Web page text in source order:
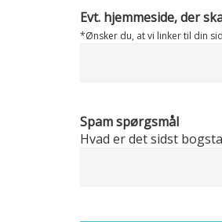
Evt. hjemmeside, der
*Ønsker du, at vi linker til din
Spam spørgsmål
Hvad er det sidst